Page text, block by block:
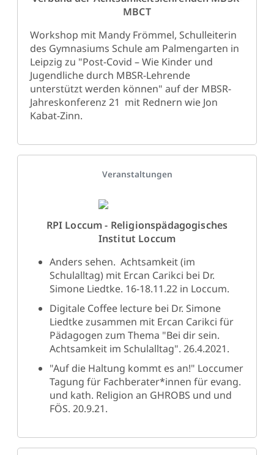
MBCT
Workshop mit Mandy Frömmel, Schulleiterin
des Gymnasiums Schule am Palmengarten in
Leipzig zu "Post-Covid – Wie Kinder und
Jugendliche durch MBSR-Lehrende
unterstützt werden können" auf der MBSR-
Jahreskonferenz 21 mit Rednern wie Jon
Kabat-Zinn.
Veranstaltungen
RPI Loccum - Religionspädagogisches
Institut Loccum
Anders sehen. Achtsamkeit (im
Schulalltag) mit Ercan Carikci bei Dr.
Simone Liedtke. 16-18.11.22 in Loccum.
Digitale Coffee lecture bei Dr. Simone
Liedtke zusammen mit Ercan Carikci für
Pädagogen zum Thema "Bei dir sein.
Achtsamkeit im Schulalltag". 26.4.2021.
"Auf die Haltung kommt es an!" Loccumer
Tagung für Fachberater*innen für evang.
und kath. Religion an GHROBS und und
FÖS. 20.9.21.​